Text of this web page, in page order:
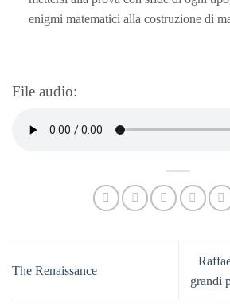
enigmi matematici alla costruzione di
File audio:
The Renaissance
grandi